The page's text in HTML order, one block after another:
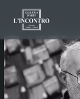
CHI SIAMO
NEWS ED EVENTI
ARTISTI E OPERE